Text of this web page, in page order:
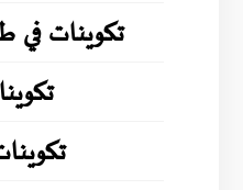
تكوينات في